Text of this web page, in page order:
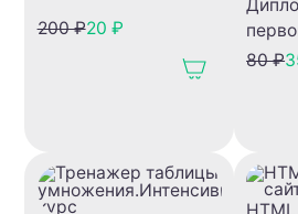
200 ₽20 ₽
80 ₽